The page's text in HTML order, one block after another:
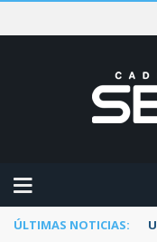
ÚLTIMAS NOTICIAS: